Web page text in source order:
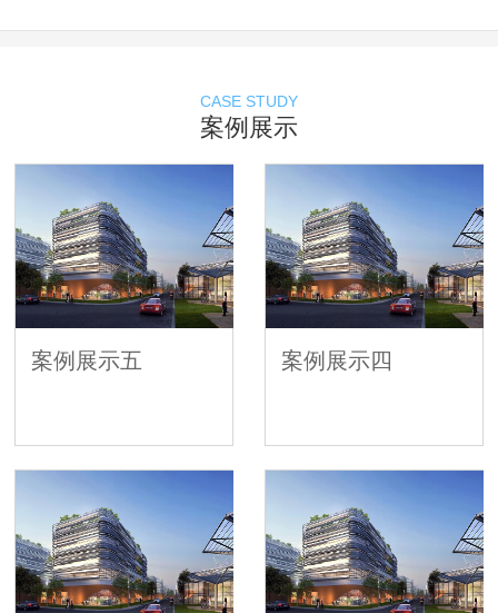
CASE STUDY
案例展示
案例展示五 案例展示四